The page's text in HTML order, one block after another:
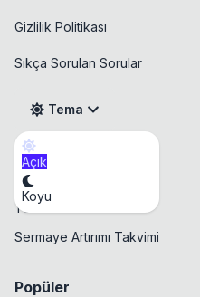
Gizlilik Politikası
Sıkça Sorulan Sorular
Tema
Açık
Koyu
Takvim
Temettü Takvimi
Sermaye Artırımı Takvimi
Popüler